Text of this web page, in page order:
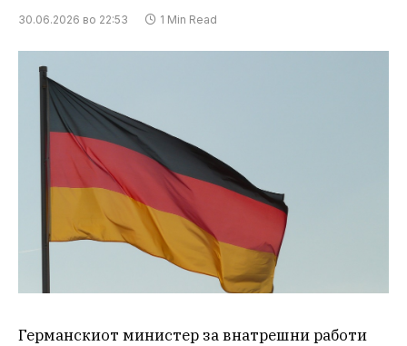
30.06.2026 во 22:53 1 Min Read
Германскиот министер за внатрешни работи